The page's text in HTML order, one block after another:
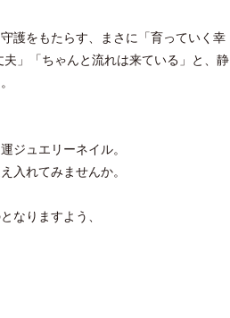
護をもたらす、まさに「育っていく幸
」「ちゃんと流れは来ている」と、静
ジュエリーネイル。
入れてみませんか。
なりますよう、